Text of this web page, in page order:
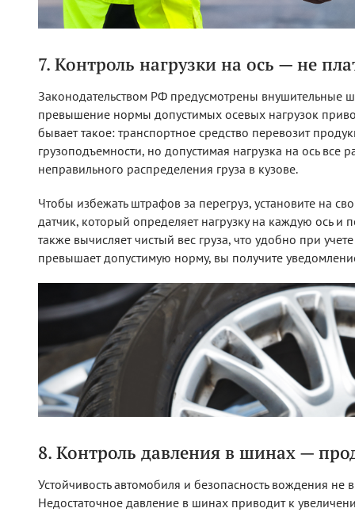
7. Контроль нагрузки на ось — не
Законодательством РФ предусмотрены внушительные
превышение нормы допустимых осевых нагрузок
бывает такое: транспортное средство перевозит
грузоподъемности, но допустимая нагрузка на ось
неправильного распределения груза в кузове.
Чтобы избежать штрафов за перегруз, установите на
датчик, который определяет нагрузку на каждую ось и
также вычисляет чистый вес груза, что удобно при
превышает допустимую норму, вы получите
8. Контроль давления в шинах —
Устойчивость автомобиля и безопасность вождения
Недостаточное давление в шинах приводит к